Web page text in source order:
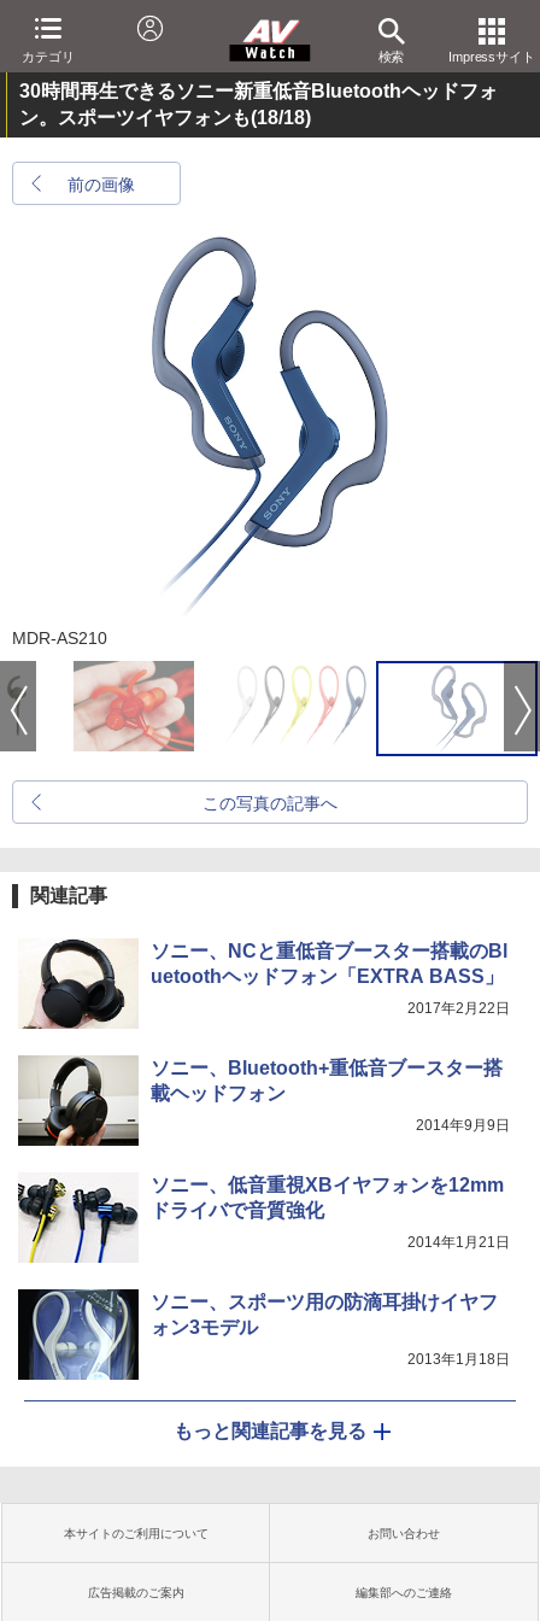
カテゴリ 検索 Impressサイト
30時間再生できるソニー新重低音Bluetoothヘッドフォ
ン。スポーツイヤフォンも(18/18)
前の画像
MDR-AS210
この写真の記事へ
関連記事
ソニー、NCと重低音ブースター搭載のBl
uetoothヘッドフォン「EXTRA BASS」
2017年2月22日
ソニー、Bluetooth+重低音ブースター搭
載ヘッドフォン
2014年9月9日
ソニー、低音重視XBイヤフォンを12mm
ドライバで音質強化
2014年1月21日
ソニー、スポーツ用の防滴耳掛けイヤフ
ォン3モデル
2013年1月18日
もっと関連記事を見る
本サイトのご利用について お問い合わせ
広告掲載のご案内 編集部へのご連絡